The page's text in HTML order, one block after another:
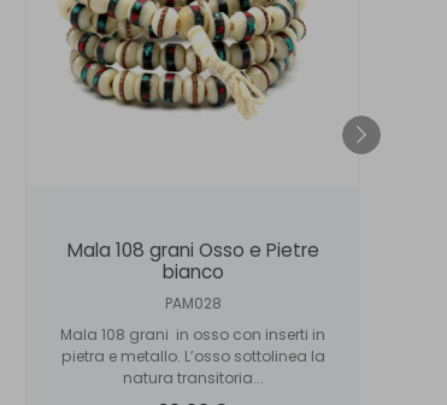
Mala 108 grani Osso e Pietre
bianco
PAM028
Mala 108 grani in osso con inserti in
pietra e metallo. L’osso sottolinea la
natura transitoria...